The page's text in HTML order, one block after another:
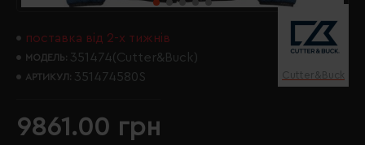
поставка від 2-х тижнів
МОДЕЛЬ: 351474(Cutter&Buck)
АРТИКУЛ: 351474580S Cutter&Buck
9861.00 грн